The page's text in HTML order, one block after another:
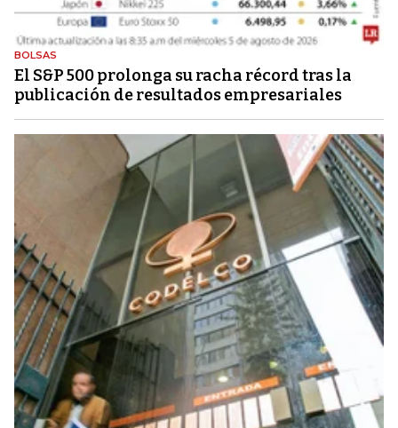
BOLSAS
El S&P 500 prolonga su racha récord tras la
publicación de resultados empresariales